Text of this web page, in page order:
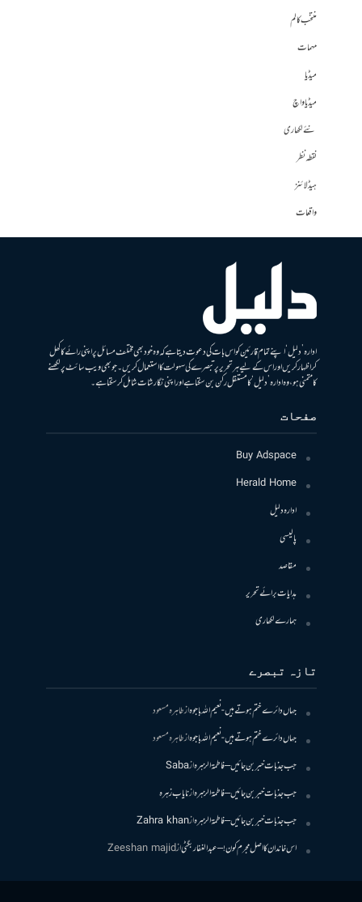
منتخب کالم
مہمات
میڈیا
میڈیا واچ
نئے لکھاری
نقطہ نظر
ہیڈلائنز
واقعات
ادارہ ’دلیل‘ اپنے تمام قارئین کو اس بات کی دعوت دیتا ہے کہ وہ خود بھی مختلف مسائل پر اپنی رائے کا کھل
کر اظہار کریں اور اس کے لیے ہر تحریر پر تبصرے کی سہولت کا استعمال کریں۔ جو بھی ویب سائٹ پر لکھنے
کا متمنی ہو، وہ ادارہ ’دلیل‘ کا مستقل رکن بن سکتا ہے اور اپنی نگارشات شامل کرسکتا ہے۔
صفحات
Buy Adspace
Herald Home
ادارہ دلیل
پالیسی
مقاصد
ہدایات برائے تحریر
ہمارے لکھاری
تازہ تبصرے
جہاں دائرے ختم ہوتے ہیں- نعیم اللہ باجوہازطاہرہ مسعود
جہاں دائرے ختم ہوتے ہیں- نعیم اللہ باجوہازطاہرہ مسعود
جب جذبات خبر بن جائیں – فاطمۃالزہرہازSaba
جب جذبات خبر بن جائیں – فاطمۃالزہرہازنایاب زہرہ
جب جذبات خبر بن جائیں – فاطمۃالزہرہازZahra khan
اس خاندان کا اصل مجرم کون! – عبدالغفار بگٹیازZeeshan majid